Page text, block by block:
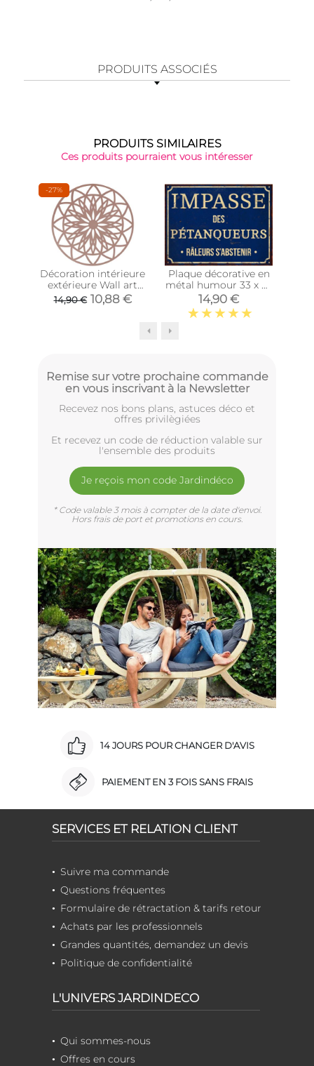
PRODUITS ASSOCIÉS
PRODUITS SIMILAIRES
Ces produits pourraient vous intéresser
-27%
Décoration intérieure
extérieure Wall art
Fairytale 40 cm
(Rose)
14,90 € 10,88 €
Plaque décorative en
métal humour 33 x 25
cm (Impasse des
pétanqueurs)
14,90 €
Remise sur votre prochaine commande
en vous inscrivant à la Newsletter
Recevez nos bons plans, astuces déco et
offres privilègiées
Et recevez un code de réduction valable sur
l'ensemble des produits
Je reçois mon code Jardindéco
* Code valable 3 mois à compter de la date d'envoi.
Hors frais de port et promotions en cours.
14 JOURS POUR CHANGER D'AVIS
PAIEMENT EN 3 FOIS SANS FRAIS
SERVICES ET RELATION CLIENT
Suivre ma commande
Questions fréquentes
Formulaire de rétractation & tarifs retour
Achats par les professionnels
Grandes quantités, demandez un devis
Politique de confidentialité
L'UNIVERS JARDINDECO
Qui sommes-nous
Offres en cours